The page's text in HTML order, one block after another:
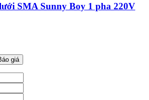
SMA Sunny Boy 1 pha 220V
giá